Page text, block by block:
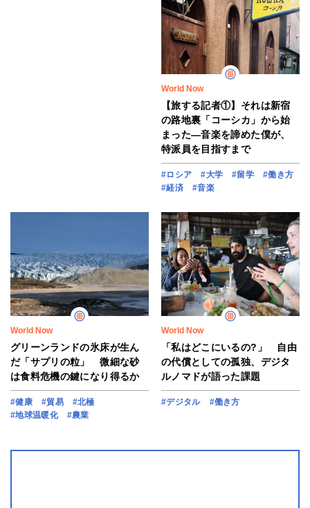
World Now
【旅する記者①】それは新宿
の路地裏「コーシカ」から始
まった―音楽を諦めた僕が、
特派員を目指すまで
#ロシア #大学 #留学
#働き方
#経済
#音楽
World Now
グリーンランドの氷床が生ん
だ「サプリの粒」 微細な砂
は食料危機の鍵になり得るか
#健康 #貿易
#北極
#地球温暖化
#農業
World Now
「私はどこにいるの?」 自由
の代償としての孤独、デジタ
ルノマドが語った課題
#デジタル #働き方